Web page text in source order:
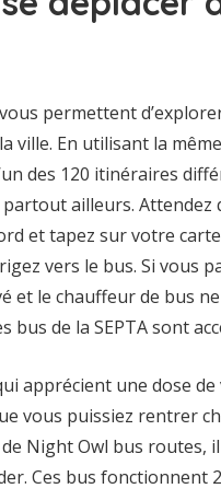
permettent
ville. En utilisant la
des 120 itinéraires
partout ailleurs.
et tapez sur votre
vers le bus. Si vous
et le chauffeur de bus
bus de la SEPTA sont
apprécient une dose
vous puissiez rentrer
Night Owl bus routes,
Ces bus fonctionnent